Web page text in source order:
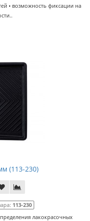
• возможность фиксации на
(113-230)
113-230
лакокрасочных